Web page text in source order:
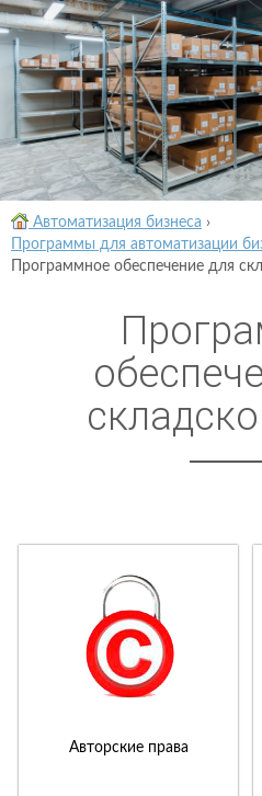
Автоматизация бизнеса ›
Программы для автоматизации
Программное обеспечение для
Авторские права